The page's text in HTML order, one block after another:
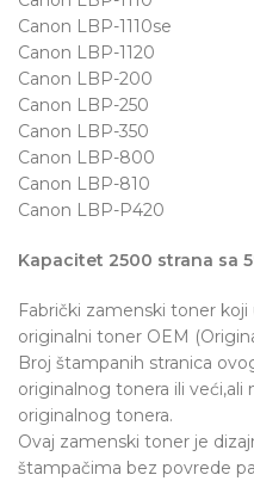
Canon LBP-1110se
Canon LBP-1120
Canon LBP-200
Canon LBP-250
Canon LBP-350
Canon LBP-800
Canon LBP-810
Canon LBP-P420
Kapacitet 2500 strana sa
Fabrički zamenski toner
originalni toner OEM
Broj štampanih stranica
originalnog tonera ili veći,ali
originalnog tonera.
Ovaj zamenski toner je
štampačima bez povrede